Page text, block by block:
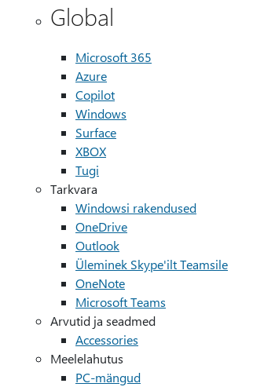
Global
Microsoft 365
Azure
Copilot
Windows
Surface
XBOX
Tugi
Tarkvara
Windowsi rakendused
OneDrive
Outlook
Üleminek Skype'ilt Teamsile
OneNote
Microsoft Teams
Arvutid ja seadmed
Accessories
Meelelahutus
PC-mängud